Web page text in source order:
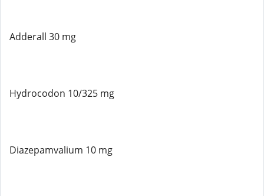
Adderall 30 mg
Hydrocodon 10/325 mg
Diazepamvalium 10 mg